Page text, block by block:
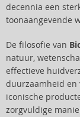
decennia een
toonaangevende
De filosofie van
natuur,
effectieve
duurzaamheid en
iconische
zorgvuldige